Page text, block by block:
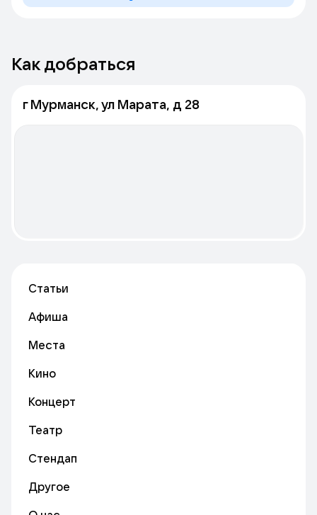
Как добраться
г Мурманск, ул Марата, д 28
Статьи
Афиша
Места
Кино
Концерт
Театр
Стендап
Другое